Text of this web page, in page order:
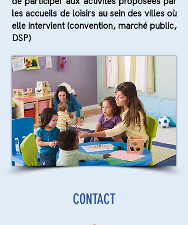
les accueils de loisirs au sein des villes où
elle intervient (convention, marché public,
DSP)
CONTACT